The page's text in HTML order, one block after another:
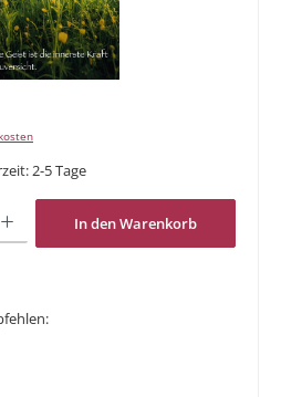
2-5 Tage
Wert ein oder benutze die Schaltflächen um
In den Warenkorb